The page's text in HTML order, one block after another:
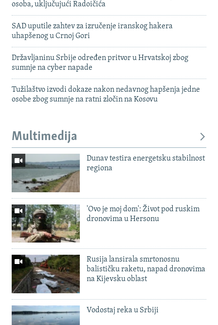
osoba, uključujući Radoičića
SAD uputile zahtev za izručenje iranskog hakera
uhapšenog u Crnoj Gori
Državljaninu Srbije određen pritvor u Hrvatskoj zbog
sumnje na cyber napade
Tužilaštvo izvodi dokaze nakon nedavnog hapšenja jedne
osobe zbog sumnje na ratni zločin na Kosovu
Multimedija
Dunav testira energetsku stabilnost
regiona
'Ovo je moj dom': Život pod ruskim
dronovima u Hersonu
Rusija lansirala smrtonosnu
balističku raketu, napad dronovima
na Kijevsku oblast
Vodostaj reka u Srbiji